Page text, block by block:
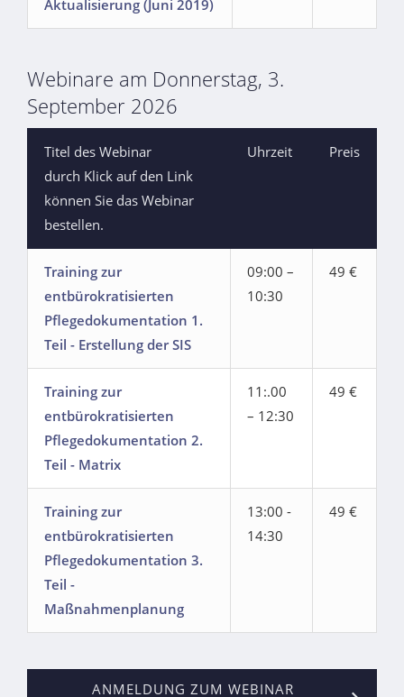
Aktualisierung (Juni 2019)
Webinare am Donnerstag, 3.
September 2026
Titel des Webinar
durch Klick auf den Link
können Sie das Webinar
bestellen.
Uhrzeit Preis
Training zur
entbürokratisierten
Pflegedokumentation 1.
Teil - Erstellung der SIS
09:00 –
10:30
49 €
Training zur
entbürokratisierten
Pflegedokumentation 2.
Teil - Matrix
11:.00
– 12:30
49 €
Training zur
entbürokratisierten
Pflegedokumentation 3.
Teil -
Maßnahmenplanung
13:00 -
14:30
49 €
ANMELDUNG ZUM WEBINAR